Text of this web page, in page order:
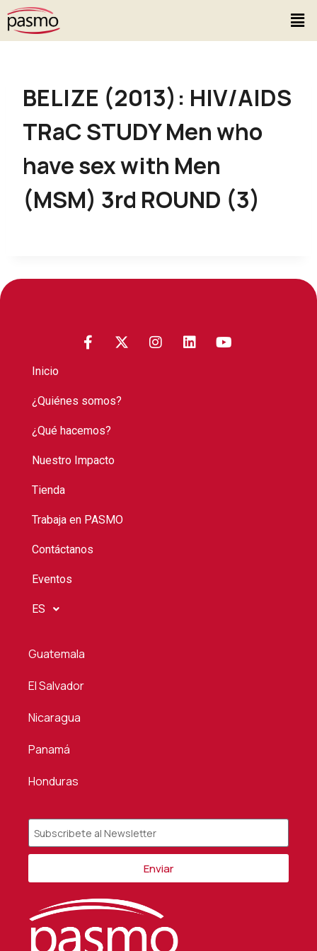
BELIZE (2013): HIV/AIDS
TRaC STUDY Men who
have sex with Men
(MSM) 3rd ROUND (3)
Inicio
¿Quiénes somos?
¿Qué hacemos?
Nuestro Impacto
Tienda
Trabaja en PASMO
Contáctanos
Eventos
ES
Guatemala
El Salvador
Nicaragua
Panamá
Honduras
Enviar